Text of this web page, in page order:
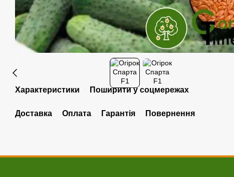
Характеристики Поширити у соцмережах
Доставка Оплата Гарантія Повернення